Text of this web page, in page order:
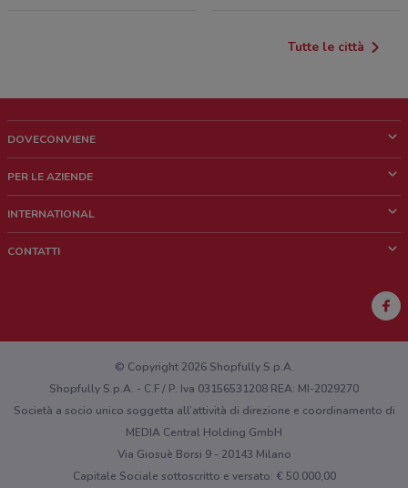
Tutte le città
DOVECONVIENE
Chi siamo
Lavora con noi
PER LE AZIENDE
Richieste commerciali e marketing
INTERNATIONAL
CONTATTI
Hai un malfunzionamento sul web o sull'app?
© Copyright 2026 Shopfully S.p.A.
Shopfully S.p.A. - C.F / P. Iva 03156531208 REA: MI-2029270
Società a socio unico soggetta all’attività di direzione e coordinamento di
MEDIA Central Holding GmbH
Via Giosuè Borsi 9 - 20143 Milano
Capitale Sociale sottoscritto e versato: € 50.000,00